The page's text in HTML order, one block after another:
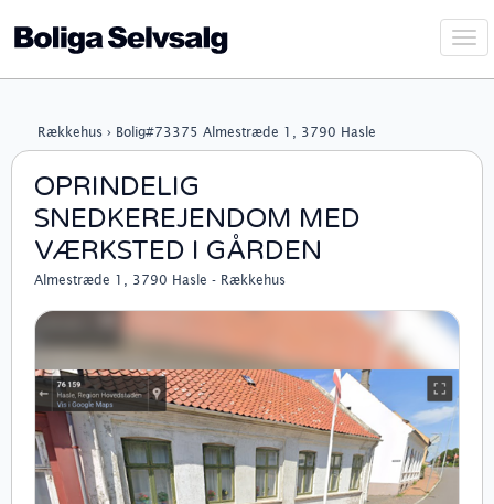
Vis
Rækkehus › Bolig#73375 Almestræde 1, 3790 Hasle
OPRINDELIG
SNEDKEREJENDOM MED
VÆRKSTED I GÅRDEN
Almestræde 1, 3790 Hasle - Rækkehus